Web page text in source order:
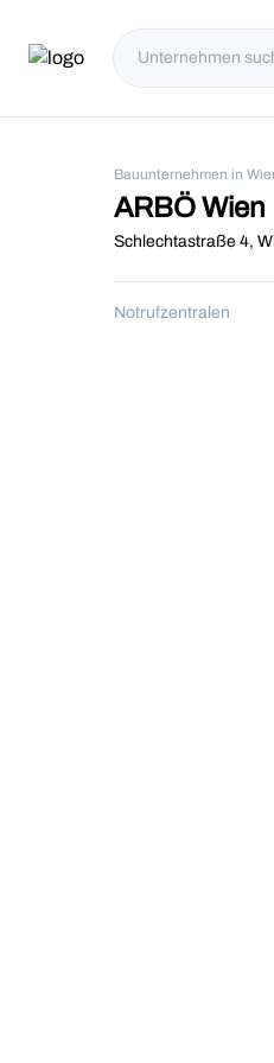
Bauunternehmen in
ARBÖ Wien
Schlechtastraße 4,
Notrufzentralen